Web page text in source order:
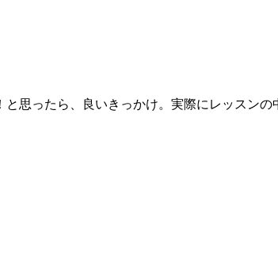
思ったら、良いきっかけ。実際にレッスン